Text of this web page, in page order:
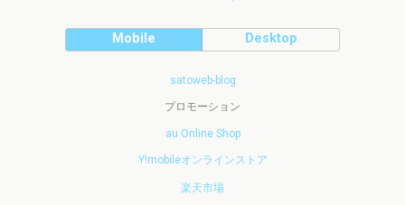
Mobile Desktop
satoweb-blog
プロモーション
au Online Shop
Y!mobileオンラインストア
楽天市場